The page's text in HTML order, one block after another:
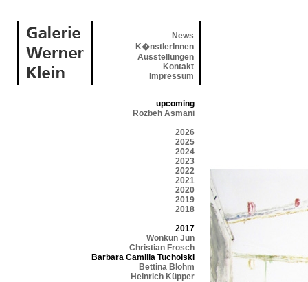
News
K�nstlerInnen
Ausstellungen
Kontakt
Impressum
upcoming
Rozbeh Asmani
2026
2025
2024
2023
2022
2021
2020
2019
2018
2017
Wonkun Jun
Christian Frosch
Barbara Camilla Tucholski
Bettina Blohm
Heinrich Küpper